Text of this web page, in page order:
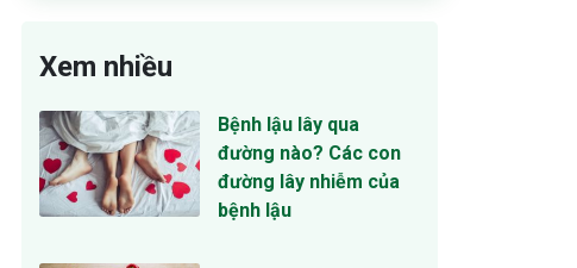
Xem nhiều
Bệnh lậu lây qua
đường nào? Các con
đường lây nhiễm của
bệnh lậu